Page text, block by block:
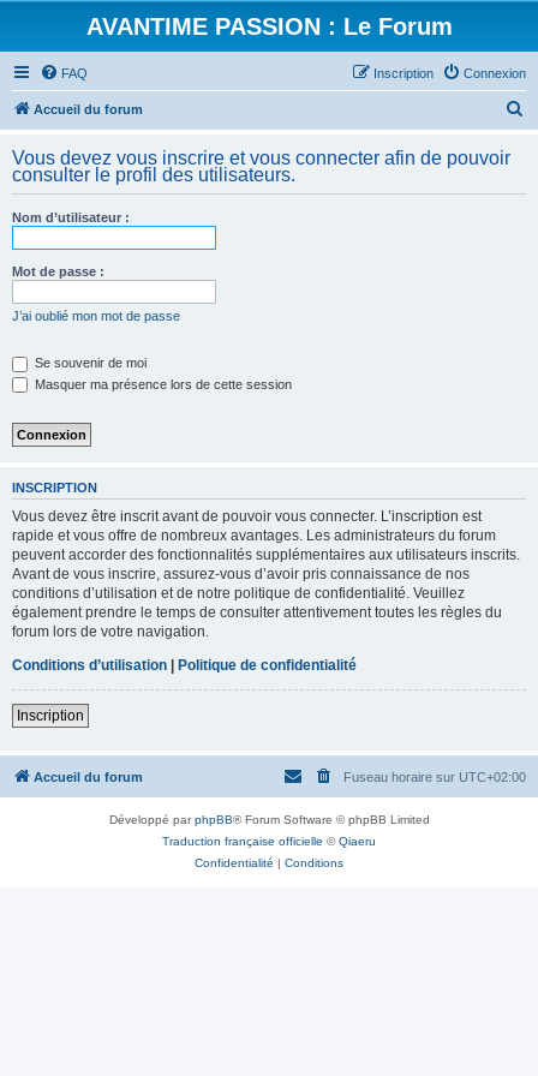
AVANTIME PASSION : Le Forum
FAQ Connexion
Inscription
Accueil du forum
h
Vous devez vous inscrire et vous connecter afin de pouvoir
consulter le profil des utilisateurs.
Nom d’utilisateur :
Mot de passe :
J’ai oublié mon mot de passe
Se souvenir de moi
Masquer ma présence lors de cette session
INSCRIPTION
Vous devez être inscrit avant de pouvoir vous connecter. L’inscription est
rapide et vous offre de nombreux avantages. Les administrateurs du forum
peuvent accorder des fonctionnalités supplémentaires aux utilisateurs inscrits.
Avant de vous inscrire, assurez-vous d’avoir pris connaissance de nos
conditions d’utilisation et de notre politique de confidentialité. Veuillez
également prendre le temps de consulter attentivement toutes les règles du
forum lors de votre navigation.
Conditions d’utilisation | Politique de confidentialité
Inscription
Accueil du forum Fuseau horaire sur UTC+02:00
Développé parphpBB® Forum Software © phpBB Limited
Traduction française officielle ©Qiaeru
Confidentialité | Conditions